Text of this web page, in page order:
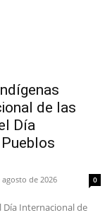
de las
Día
agosto de 2026 0
Día Internacional de